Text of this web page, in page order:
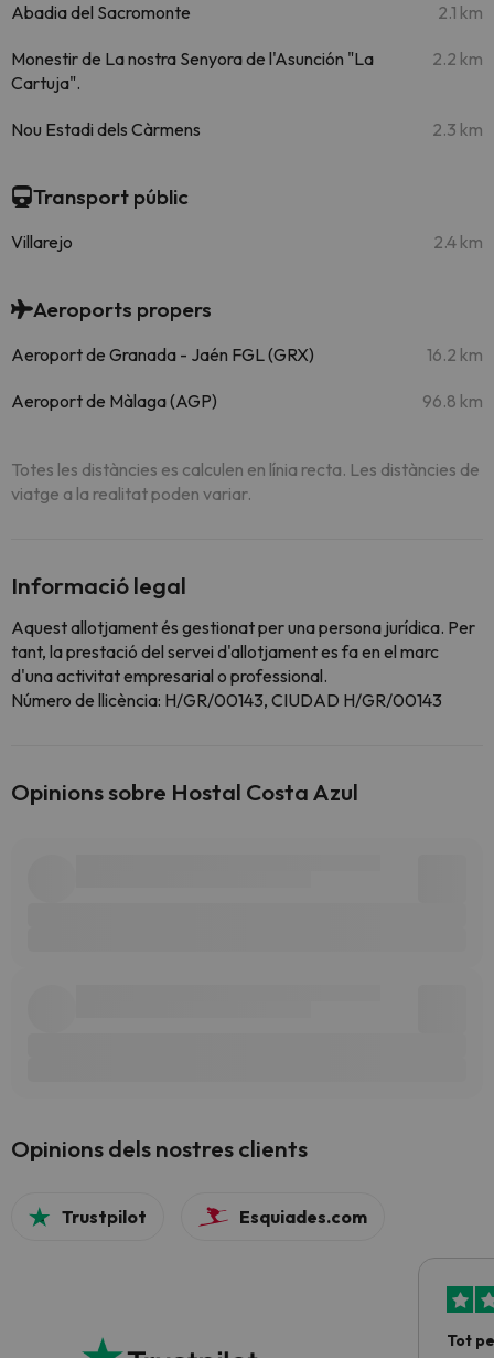
Abadia del Sacromonte 2.1 km
Monestir de La nostra Senyora de l'Asunción "La
Cartuja".
2.2 km
Nou Estadi dels Càrmens 2.3 km
Transport públic
Villarejo 2.4 km
Aeroports propers
Aeroport de Granada - Jaén FGL (GRX) 16.2 km
Aeroport de Màlaga (AGP) 96.8 km
Totes les distàncies es calculen en línia recta. Les distàncies de
viatge a la realitat poden variar.
Informació legal
Aquest allotjament és gestionat per una persona jurídica. Per
tant, la prestació del servei d'allotjament es fa en el marc
d'una activitat empresarial o professional.
Número de llicència: H/GR/00143, CIUDAD H/GR/00143
Opinions sobre Hostal Costa Azul
Opinions dels nostres clients
Trustpilot Esquiades.com
Tot